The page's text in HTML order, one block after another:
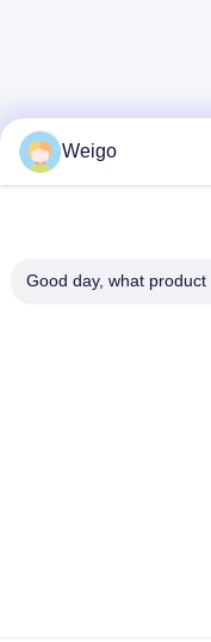
Weigo
Good day, what